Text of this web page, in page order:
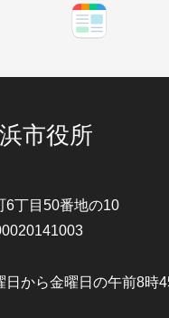
市役所
6丁目50番地の10
日から金曜日の午前8時